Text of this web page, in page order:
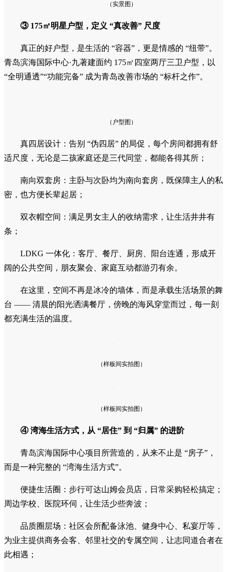
（实景图）
③ 175㎡明星户型，定义 “真改善” 尺度
真正的好户型，是生活的 “容器”，更是情感的 “纽带”。
青岛滨海国际中心·九著建面约 175㎡四室两厅三卫户型，以
“全明通透”“功能完备” 成为青岛改善市场的 “标杆之作”。
（户型图）
真四居设计：告别 “伪四居” 的局促，每个房间都拥有舒
适尺度，无论是二孩家庭还是三代同堂，都能各得其所；
南向双套房：主卧与次卧均为南向套房，既保障主人的私
密，也方便长辈起居；
双衣帽空间：满足男女主人的收纳需求，让生活井井有
条；
LDKG 一体化：客厅、餐厅、厨房、阳台连通，形成开
阔的公共空间，朋友聚会、家庭互动都游刃有余。
在这里，空间不再是冰冷的墙体，而是承载生活场景的舞
台 —— 清晨的阳光洒满餐厅，傍晚的海风穿堂而过，每一刻
都充满生活的温度。
（样板间实拍图）
（样板间实拍图）
④ 湾海生活方式，从 “居住” 到 “归属” 的进阶
青岛滨海国际中心项目所营造的，从来不止是 “房子”，
而是一种完整的 “湾海生活方式”。
便捷生活圈：步行可达山姆会员店，日常采购轻松搞定；
周边学校、医院环伺，让生活少些奔波；
品质圈层场：社区会所配备泳池、健身中心、私宴厅等，
为业主提供商务会客、邻里社交的专属空间，让志同道合者在
此相遇；